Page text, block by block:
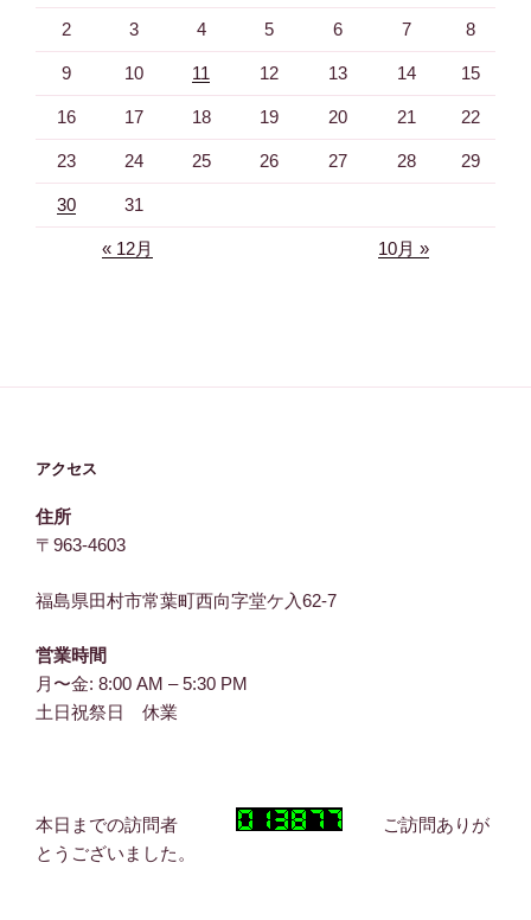
2 3 4 5 6 7 8
9 10 11 12 13 14 15
16 17 18 19 20 21 22
23 24 25 26 27 28 29
30 31
« 12月 10月 »
アクセス
住所
〒963-4603
福島県田村市常葉町西向字堂ケ入62-7
営業時間
月〜金: 8:00 AM – 5:30 PM
土日祝祭日 休業
本日までの訪問者
ご訪問ありが
とうございました。